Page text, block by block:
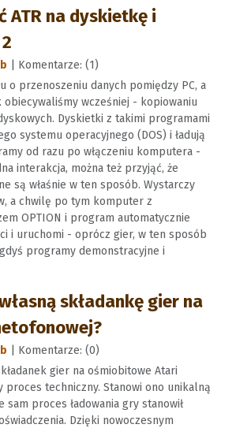
ATR na dyskietkę i
| Komentarze: (1)
o przenoszeniu danych pomiędzy PC, a
wcześniej - kopiowaniu
Dyskietki z takimi programami
systemu operacyjnego (DOS) i ładują
od razu po włączeniu komputera -
interakcja, można też przyjąć, że
są właśnie w ten sposób. Wystarczy
a chwilę po tym komputer z
OPTION i program automatycznie
i uruchomi - oprócz gier, w ten sposób
programy demonstracyjne i
składankę gier na
| Komentarze: (0)
gier na ośmiobitowe Atari
proces techniczny. Stanowi ono unikalną
sam proces ładowania gry stanowił
Dzięki nowoczesnym